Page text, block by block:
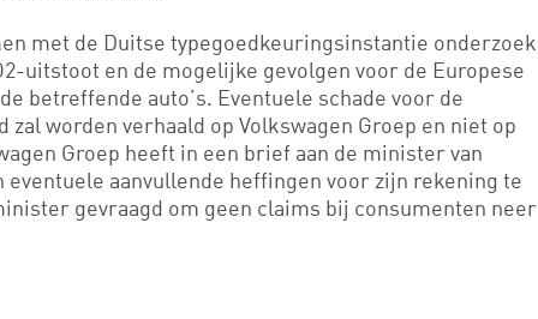
met de Duitse typegoedkeuringsinstantie onderzoek
uitstoot en de mogelijke gevolgen voor de Europese
betreffende auto’s. Eventuele schade voor de
zal worden verhaald op Volkswagen Groep en niet op
Groep heeft in een brief aan de minister van
eventuele aanvullende heffingen voor zijn rekening te
gevraagd om geen claims bij consumenten neer